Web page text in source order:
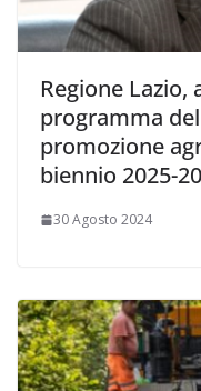
Regione
programma
promozione
biennio 2025-
30 Agosto 2024